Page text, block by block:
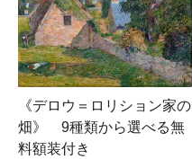
《デロウ＝ロリション家の
畑》 9種類から選べる無
料額装付き